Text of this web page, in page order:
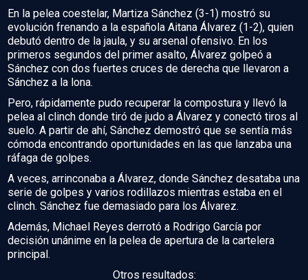
En la pelea coestelar, Martiza Sánchez (3-1) mostró su
evolución frenando a la española Aitana Álvarez (1-2), quien
debutó dentro de la jaula, y su arsenal ofensivo. En los
primeros segundos del primer asalto, Álvarez golpeó a
Sánchez con dos fuertes cruces de derecha que llevaron a
Sánchez a la lona.
Pero, rápidamente pudo recuperar la compostura y llevó la
pelea al clinch donde tiró de judo a Álvarez y conectó tiros al
suelo. A partir de ahí, Sánchez demostró que se sentía más
cómoda encontrando oportunidades en las que lanzaba una
ráfaga de golpes.
A veces, arrinconaba a Álvarez, donde Sánchez desataba una
serie de golpes y varios rodillazos mientras estaba en el
clinch. Sánchez fue demasiado para los Álvarez.
Además, Michael Reyes derrotó a Rodrigo García por
decisión unánime en la pelea de apertura de la cartelera
principal.
Otros resultados: